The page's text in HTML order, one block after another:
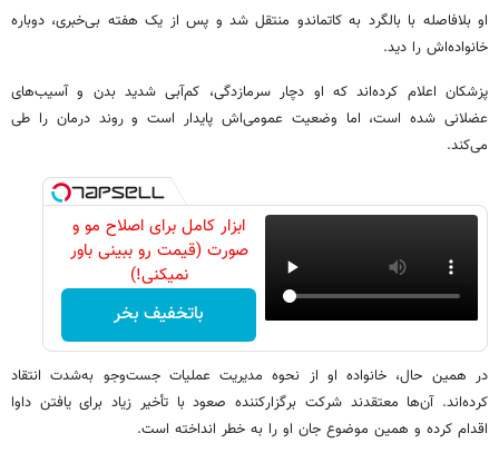
او بلافاصله با بالگرد به کاتماندو منتقل شد و پس از یک هفته بی‌خبری، دوباره
خانواده‌اش را دید.
پزشکان اعلام کرده‌اند که او دچار سرمازدگی، کم‌آبی شدید بدن و آسیب‌های
عضلانی شده است، اما وضعیت عمومی‌اش پایدار است و روند درمان را طی
می‌کند.
ابزار کامل برای اصلاح مو و
صورت (قیمت رو ببینی باور
نمیکنی!)
باتخفیف بخر
در همین حال، خانواده او از نحوه مدیریت عملیات جست‌وجو به‌شدت انتقاد
کرده‌اند. آن‌ها معتقدند شرکت برگزارکننده صعود با تأخیر زیاد برای یافتن داوا
اقدام کرده و همین موضوع جان او را به خطر انداخته است.